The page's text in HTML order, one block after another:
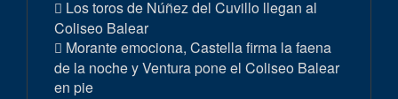
Los toros de Núñez del Cuvillo llegan al
Coliseo Balear
Morante emociona, Castella firma la faena
de la noche y Ventura pone el Coliseo Balear
en pie